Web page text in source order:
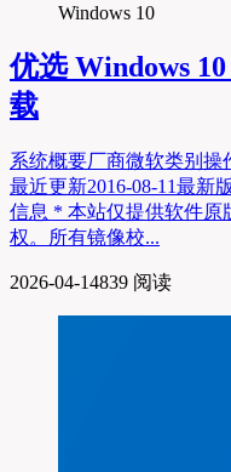
Windows 10
优选Windows
载
系统概要厂商微软类别操
最近更新2016-08-11最新
信息 * 本站仅提供软件原
权。所有镜像校...
2026-04-14839 阅读